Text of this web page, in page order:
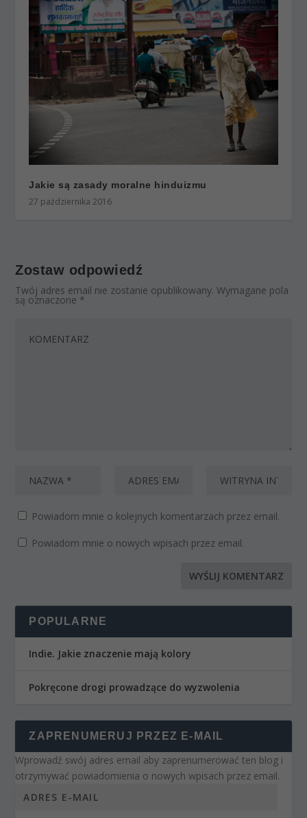
Jakie są zasady moralne hinduizmu
27 października 2016
Zostaw odpowiedź
Twój adres email nie zostanie opublikowany. Wymagane pola
są oznaczone *
Powiadom mnie o kolejnych komentarzach przez email.
Powiadom mnie o nowych wpisach przez email.
POPULARNE
Indie. Jakie znaczenie mają kolory
Pokręcone drogi prowadzące do wyzwolenia
ZAPRENUMERUJ PRZEZ E-MAIL
Wprowadź swój adres email aby zaprenumerować ten blog i
otrzymywać powiadomienia o nowych wpisach przez email.